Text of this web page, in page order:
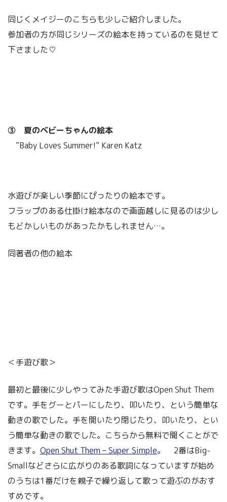
同じくメイジーのこちらも少しご紹介しました。
参加者の方が同じシリーズの絵本を持っているのを見せて
下さました♡
③ 夏のベビーちゃんの絵本
”Baby Loves Summer!” Karen Katz
水遊びが楽しい季節にぴったりの絵本です。
フラップのある仕掛け絵本なので画面越しに見るのは少し
もどかしいものがあったかもしれません…。
同著者の他の絵本
＜手遊び歌＞
最初と最後に少しやってみた手遊び歌はOpen Shut Them
です。手をグーとパーにしたり、叩いたり、という簡単な
動きの歌でした。手を開いたり閉じたり、叩いたり、とい
う簡単な動きの歌でした。こちらから無料で聞くことがで
きます。 Open Shut Them – Super Simple。 2番はBig-
Smallなどさらに広がりのある歌詞になっていますが始め
のうちは1番だけを親子で繰り返して歌って遊ぶのがおす
すめです。